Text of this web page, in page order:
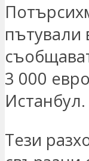
пътували
3 000
Истанбул.
Тези